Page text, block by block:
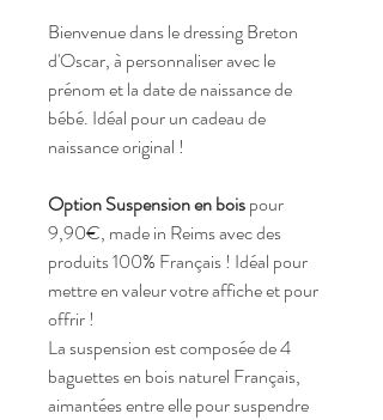
Bienvenue dans le dressing Breton
d'Oscar, à personnaliser avec le
prénom et la date de naissance de
bébé. Idéal pour un cadeau de
naissance original !
Option Suspension en boispour
9,90€, made in Reims avec des
produits 100% Français ! Idéal pour
mettre en valeur votre affiche et pour
offrir !
La suspension est composée de 4
baguettes en bois naturel Français,
aimantées entre elle pour suspendre